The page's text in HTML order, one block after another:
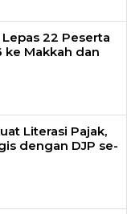
22 Peserta
ke Makkah dan
Literasi Pajak,
dengan DJP se-